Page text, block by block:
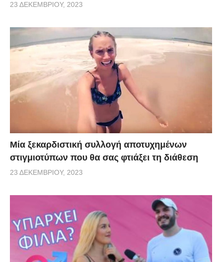
23 ΔΕΚΕΜΒΡΊΟΥ, 2023
Μία ξεκαρδιστική συλλογή αποτυχημένων
στιγμιοτύπων που θα σας φτιάξει τη διάθεση
23 ΔΕΚΕΜΒΡΊΟΥ, 2023